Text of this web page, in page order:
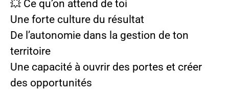
💥 Ce qu’on attend de toi
Une forte culture du résultat
De l’autonomie dans la gestion de ton
territoire
Une capacité à ouvrir des portes et créer
des opportunités